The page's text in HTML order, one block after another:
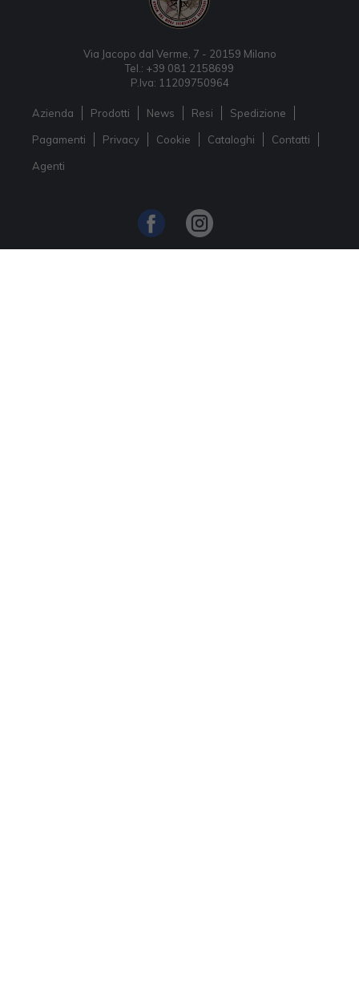
Via Jacopo dal Verme, 7 - 20159 Milano
Tel.: +39 081 2158699
P.Iva: 11209750964
Azienda Prodotti News Resi Spedizione
Pagamenti Privacy Cookie Cataloghi Contatti
Agenti